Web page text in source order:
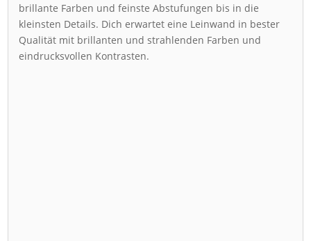
brillante Farben und feinste Abstufungen bis in die
kleinsten Details. Dich erwartet eine Leinwand in bester
Qualität mit brillanten und strahlenden Farben und
eindrucksvollen Kontrasten.